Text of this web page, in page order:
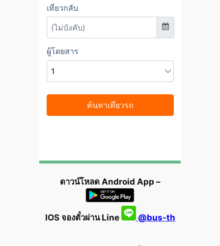
ดาวน์โหลด Android App –
IOS จองตั๋วผ่าน Line @bus-th